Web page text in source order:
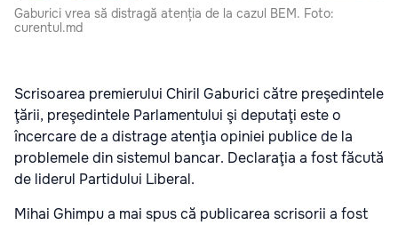
Gaburici vrea să distragă atenția de la cazul BEM. Foto:
curentul.md
Scrisoarea premierului Chiril Gaburici către preşedintele
ţării, preşedintele Parlamentului şi deputaţi este o
încercare de a distrage atenţia opiniei publice de la
problemele din sistemul bancar. Declaraţia a fost făcută
de liderul Partidului Liberal.
Mihai Ghimpu a mai spus că publicarea scrisorii a fost